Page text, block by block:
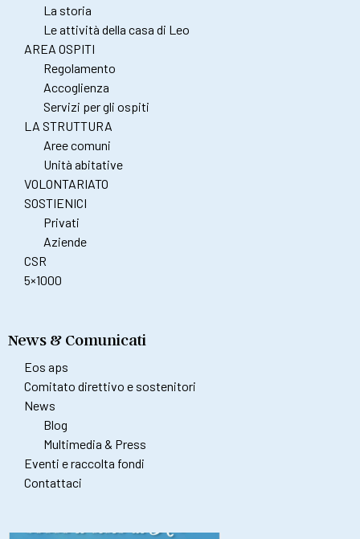
La storia
Le attività della casa di Leo
AREA OSPITI
Regolamento
Accoglienza
Servizi per gli ospiti
LA STRUTTURA
Aree comuni
Unità abitative
VOLONTARIATO
SOSTIENICI
Privati
Aziende
CSR
5×1000
News & Comunicati
Eos aps
Comitato direttivo e sostenitori
News
Blog
Multimedia & Press
Eventi e raccolta fondi
Contattaci